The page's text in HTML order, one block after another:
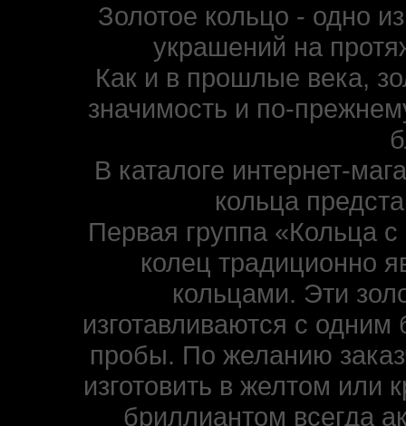
Золотое кольцо - одно
украшений на
Как и в прошлые века,
значимость и по-
В каталоге интернет-
кольца
Первая группа «Кольца
колец традиционно
кольцами. Эти
изготавливаются с
пробы. По желанию
изготовить в желтом или
бриллиантом всегда